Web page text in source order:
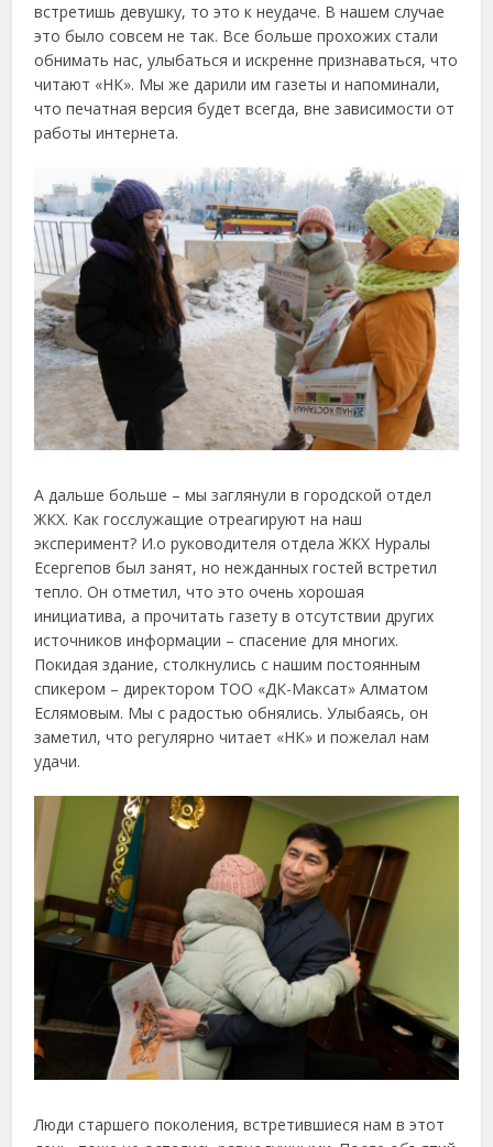
встретишь девушку, то это к неудаче. В нашем случае
это было совсем не так. Все больше прохожих стали
обнимать нас, улыбаться и искренне признаваться, что
читают «НК». Мы же дарили им газеты и напоминали,
что печатная версия будет всегда, вне зависимости от
работы интернета.
А дальше больше – мы заглянули в городской отдел
ЖКХ. Как госслужащие отреагируют на наш
эксперимент? И.о руководителя отдела ЖКХ Нуралы
Есергепов был занят, но нежданных гостей встретил
тепло. Он отметил, что это очень хорошая
инициатива, а прочитать газету в отсутствии других
источников информации – спасение для многих.
Покидая здание, столкнулись с нашим постоянным
спикером – директором ТОО «ДК-Максат» Алматом
Еслямовым. Мы с радостью обнялись. Улыбаясь, он
заметил, что регулярно читает «НК» и пожелал нам
удачи.
Люди старшего поколения, встретившиеся нам в этот